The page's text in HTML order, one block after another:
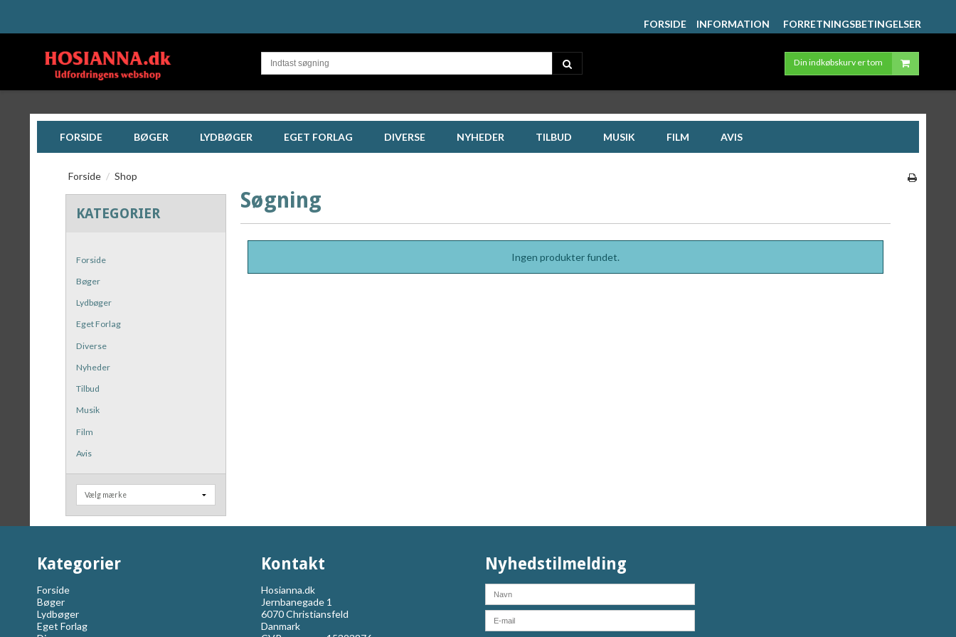
FORSIDE INFORMATION FORRETNINGSBETINGELSER
Din indkøbskurv er tom
FORSIDE BØGER LYDBØGER EGET FORLAG DIVERSE NYHEDER TILBUD MUSIK FILM AVIS
Forside / Shop
KATEGORIER
Forside
Bøger
Lydbøger
Eget Forlag
Diverse
Nyheder
Tilbud
Musik
Film
Avis
Søgning
Ingen produkter fundet.
Kategorier
Forside
Bøger
Lydbøger
Eget Forlag
Kontakt
Hosianna.dk
Jernbanegade 1
6070 Christiansfeld
Danmark
Nyhedstilmelding